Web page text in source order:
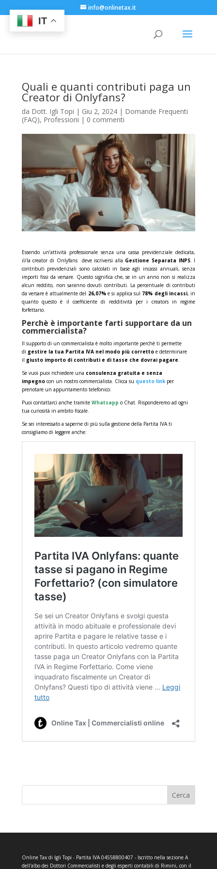
info@onlinetax.it
Quali e quanti contributi paga un
Creator di Onlyfans?
da Dott. Igli Topi | Giu 2, 2024| Domande Frequenti
(FAQ), Professioni | 0 commenti
Essendo un’attività professionale senza una cassa previdenziale dedicata,
il/la creator di Onlyfans deve iscriversi alla Gestione Separata INPS. I
contributi previdenziali sono calcolati in base agli incassi annuali, senza
importi fissi da versare. Questo significa che, se in un anno non si realizza
alcun reddito, non saranno dovuti contributi. La percentuale di contributi
da versare è attualmente del 26,07%e si applica sul 78% degli incassi, in
quanto questo è il coefficiente di redditività per i creators in regime
forfettario.
Perchè è importante farti supportare da un
commercialista?
Il supporto di un commercialista è molto importante perchè ti permette
di gestire la tua Partita IVA nel modo più correttoe determinare
il giusto importo di contributi e di tasse che dovrai pagare.
Se vuoi puoi richiedere una consulenza gratuita e senza
impegnocon un nostro commercialista. Clicca su questo link per
prenotare un appuntamento telefonico.
Puoi contattarci anche tramite Whatsapp o Chat. Risponderemo ad ogni
tua curiosità in ambito fiscale.
Se sei interessato a saperne di più sulla gestione della Partita IVA ti
consigliamo di leggere anche:
Cerca
Online Tax di Igli Topi - Partita IVA 04558800407 - Iscritto nella sezione A
dell'albo dei Dottori Commercialisti e degli esperti contabili di Rimini, con il
IT